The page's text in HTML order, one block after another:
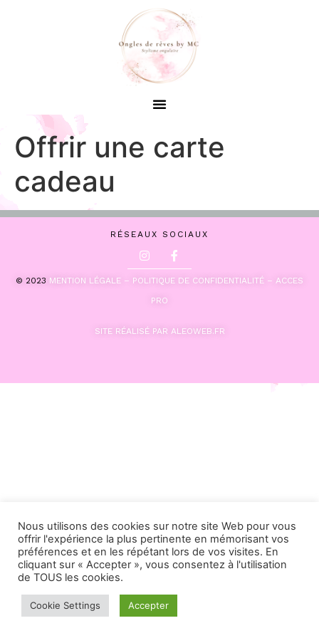
Offrir une carte
cadeau
RÉSEAUX SOCIAUX
© 2023 MENTION LÉGALE – POLITIQUE DE CONFIDENTIALITÉ – ACCES
PRO
SITE RÉALISÉ PAR ALEOWEB.FR
Nous utilisons des cookies sur notre site Web pour vous
offrir l'expérience la plus pertinente en mémorisant vos
préférences et en les répétant lors de vos visites. En
cliquant sur « Accepter », vous consentez à l'utilisation
de TOUS les cookies.
Cookie Settings Accepter